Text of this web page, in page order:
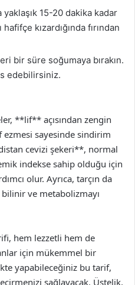
yaklaşık 15-20 dakika kadar
kızardığında fırından
bir süre soğumaya bırakın.
edebilirsiniz.
**lif** açısından zengin
sayesinde sindirim
cevizi şekeri**, normal
indekse sahip olduğu için
olur. Ayrıca, tarçın da
ve metabolizmayı
hem lezzetli hem de
için mükemmel bir
yapabileceğiniz bu tarif,
sağlayacak. Üstelik,